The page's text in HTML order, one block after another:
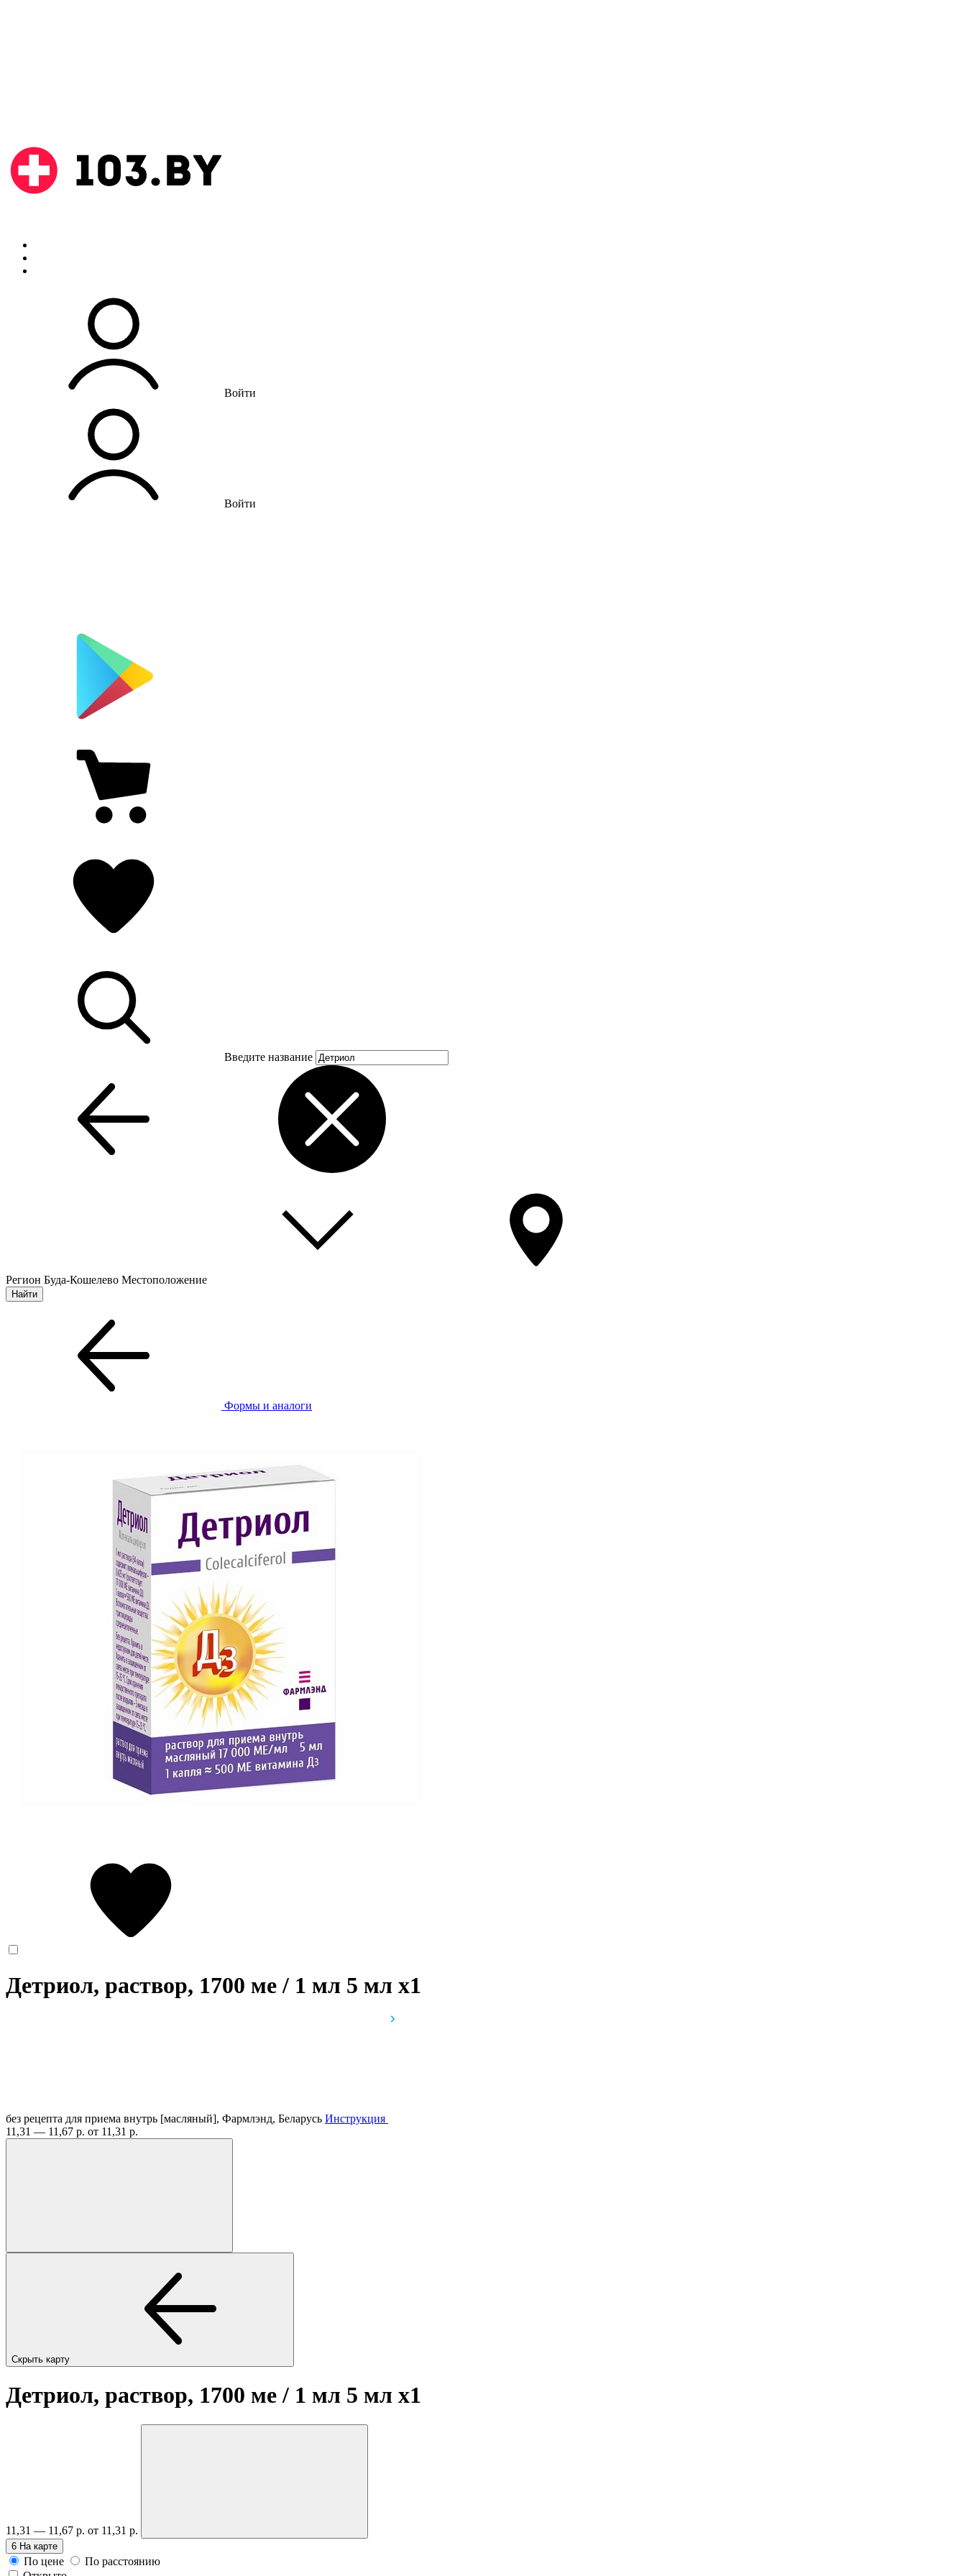
Войти
Войти
Введите название
Регион Буда-Кошелево Местоположение
Формы и аналоги
Детриол, раствор, 1700 ме / 1 мл 5 мл x1
без рецепта для приема внутрь [масляный], Фармлэнд, Беларусь Инструкция
11,31 — 11,67 р. от 11,31 р.
Скрыть карту
Детриол, раствор, 1700 ме / 1 мл 5 мл x1
11,31 — 11,67 р. от 11,31 р.
6 На карте
По цене
По расстоянию